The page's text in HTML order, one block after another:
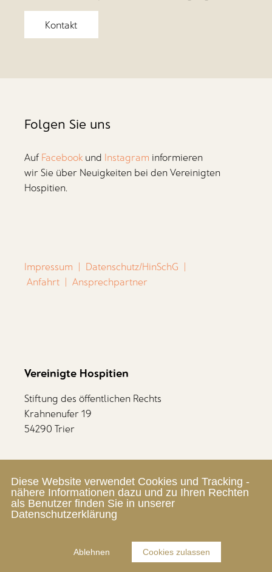
Kontakt
Folgen Sie uns
Auf Facebook und Instagram informieren
wir Sie über Neuigkeiten bei den Vereinigten
Hospitien.
Impressum | Datenschutz/HinSchG |
Anfahrt | Ansprechpartner
Vereinigte Hospitien
Stiftung des öffentlichen Rechts
Krahnenufer 19
54290 Trier
Mitarbeiterbereich
Zum SelfService
Diese Website verwendet Cookies und Tracking -
nähere Informationen dazu und zu Ihren Rechten
als Benutzer finden Sie in unserer
Datenschutzerklärung
Ablehnen Cookies zulassen